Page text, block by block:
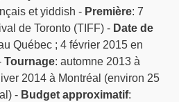
et yiddish - Première: 7
de Toronto (TIFF) - Date de
Québec ; 4 février 2015 en
Tournage: automne 2013 à
2014 à Montréal (environ 25
- Budget approximatif: